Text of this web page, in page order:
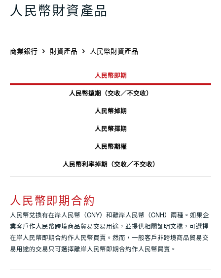
人民幣財資產品
商業銀行 財資產品 人民幣財資產品
人民幣即期
人民幣遠期（交收／不交收）
人民幣掉期
人民幣擇期
人民幣期權
人民幣利率掉期（交收／不交收）
人民幣即期合約
人民幣兌換有在岸人民幣（CNY）和離岸人民幣（CNH）兩種。如果企
業客戶作人民幣跨境商品貿易交易用途，並提供相關証明文檔，可選擇
在岸人民幣即期合約作人民幣買賣。然而，一般客戶非跨境商品貿易交
易用途的交易只可選擇離岸人民幣即期合約作人民幣買賣。